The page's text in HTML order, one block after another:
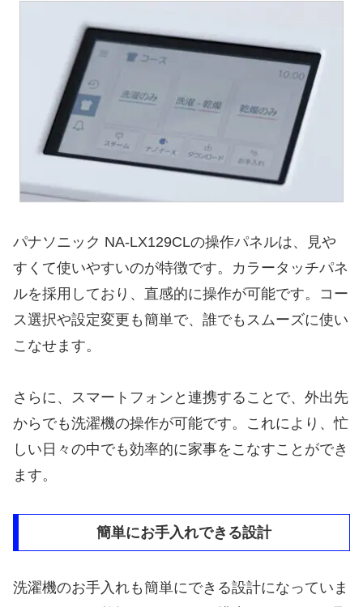
パナソニック NA-LX129CLの操作パネルは、見や
すくて使いやすいのが特徴です。カラータッチパネ
ルを採用しており、直感的に操作が可能です。コー
ス選択や設定変更も簡単で、誰でもスムーズに使い
こなせます。
さらに、スマートフォンと連携することで、外出先
からでも洗濯機の操作が可能です。これにより、忙
しい日々の中でも効率的に家事をこなすことができ
ます。
簡単にお手入れできる設計
洗濯機のお手入れも簡単にできる設計になっていま